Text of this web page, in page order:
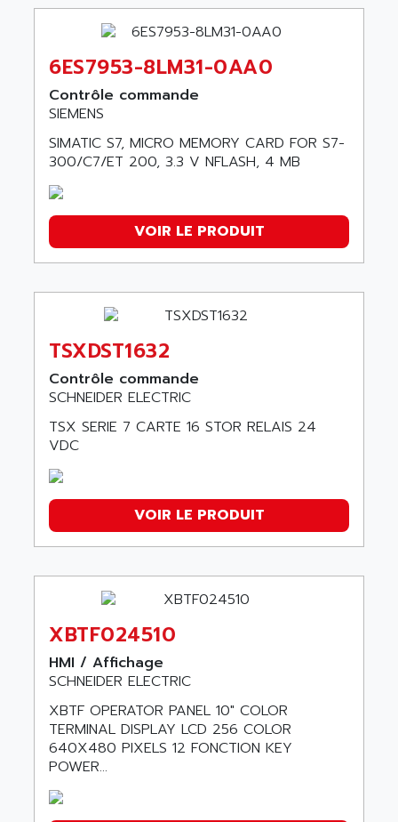
6ES7953-8LM31-0AA0
Contrôle commande
SIEMENS
SIMATIC S7, MICRO MEMORY CARD FOR S7-
300/C7/ET 200, 3.3 V NFLASH, 4 MB
VOIR LE PRODUIT
TSXDST1632
Contrôle commande
SCHNEIDER ELECTRIC
TSX SERIE 7 CARTE 16 STOR RELAIS 24
VDC
VOIR LE PRODUIT
XBTF024510
HMI / Affichage
SCHNEIDER ELECTRIC
XBTF OPERATOR PANEL 10" COLOR
TERMINAL DISPLAY LCD 256 COLOR
640X480 PIXELS 12 FONCTION KEY
POWER...